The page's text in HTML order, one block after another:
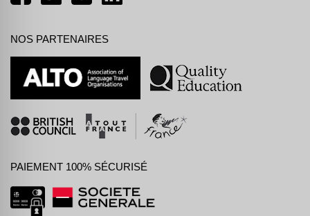
NOS PARTENAIRES
PAIEMENT 100% SÉCURISÉ